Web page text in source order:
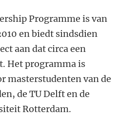
Programme is van
en biedt sindsdien
aan dat circa een
Het programma is
masterstudenten van de
de TU Delft en de
Rotterdam.